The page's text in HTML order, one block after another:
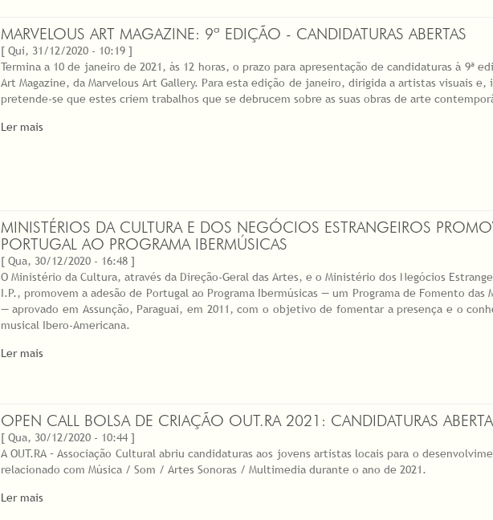
MARVELOUS ART MAGAZINE: 9ª EDIÇÃO - CANDIDATURAS ABERTAS
[ Qui, 31/12/2020 - 10:19 ]
Termina a 10 de janeiro de 2021, às 12 horas, o prazo para apresentação de candidaturas à 9ª
Art Magazine, da Marvelous Art Gallery. Para esta edição de janeiro, dirigida a artistas visuais
pretende-se que estes criem trabalhos que se debrucem sobre as suas obras de arte
Ler mais
MINISTÉRIOS DA CULTURA E DOS NEGÓCIOS ESTRANGEIROS
PORTUGAL AO PROGRAMA IBERMÚSICAS
[ Qua, 30/12/2020 - 16:48 ]
O Ministério da Cultura, através da Direção-Geral das Artes, e o Ministério dos Negócios
I.P., promovem a adesão de Portugal ao Programa Ibermúsicas — um Programa de Fomento das
— aprovado em Assunção, Paraguai, em 2011, com o objetivo de fomentar a presença e o
musical Ibero-Americana.
Ler mais
OPEN CALL BOLSA DE CRIAÇÃO OUT.RA 2021: CANDIDATURAS
[ Qua, 30/12/2020 - 10:44 ]
A OUT.RA – Associação Cultural abriu candidaturas aos jovens artistas locais para o
relacionado com Música / Som / Artes Sonoras / Multimedia durante o ano de 2021.
Ler mais